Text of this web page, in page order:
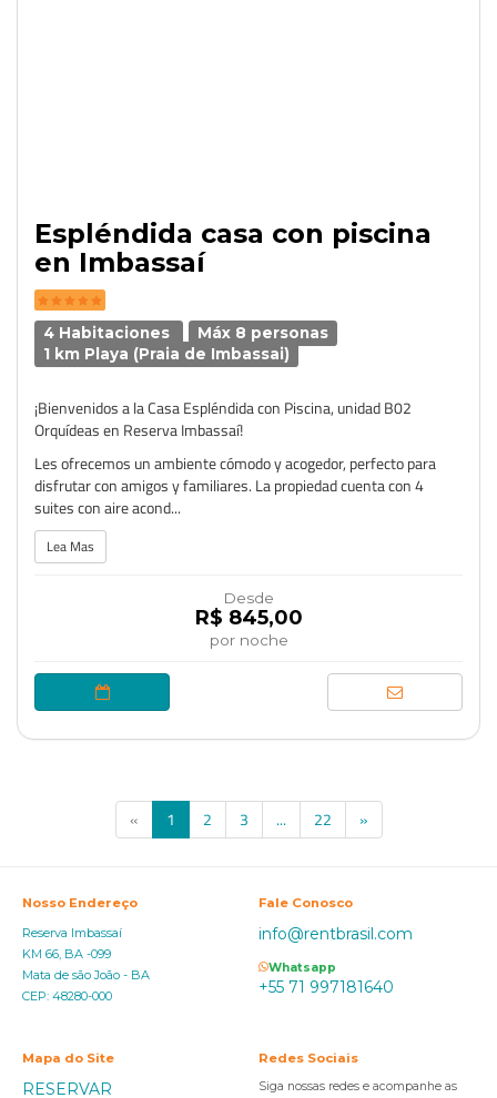
Espléndida casa con piscina
en Imbassaí
4 Habitaciones
Máx 8 personas
1 km Playa (Praia de Imbassai)
¡Bienvenidos a la Casa Espléndida con Piscina, unidad B02
Orquídeas en Reserva Imbassaí!
Les ofrecemos un ambiente cómodo y acogedor, perfecto para
disfrutar con amigos y familiares. La propiedad cuenta con 4
suites con aire acond...
Lea Mas
Desde
R$ 845,00
por noche
« 1 (current)
2 3 ... 22 »
Nosso Endereço
Reserva Imbassaí
KM 66, BA -099
Mata de são João - BA
CEP: 48280-000
Fale Conosco
info@rentbrasil.com
Whatsapp
+55 71 997181640
Mapa do Site
RESERVAR
Redes Sociais
Siga nossas redes e acompanhe as